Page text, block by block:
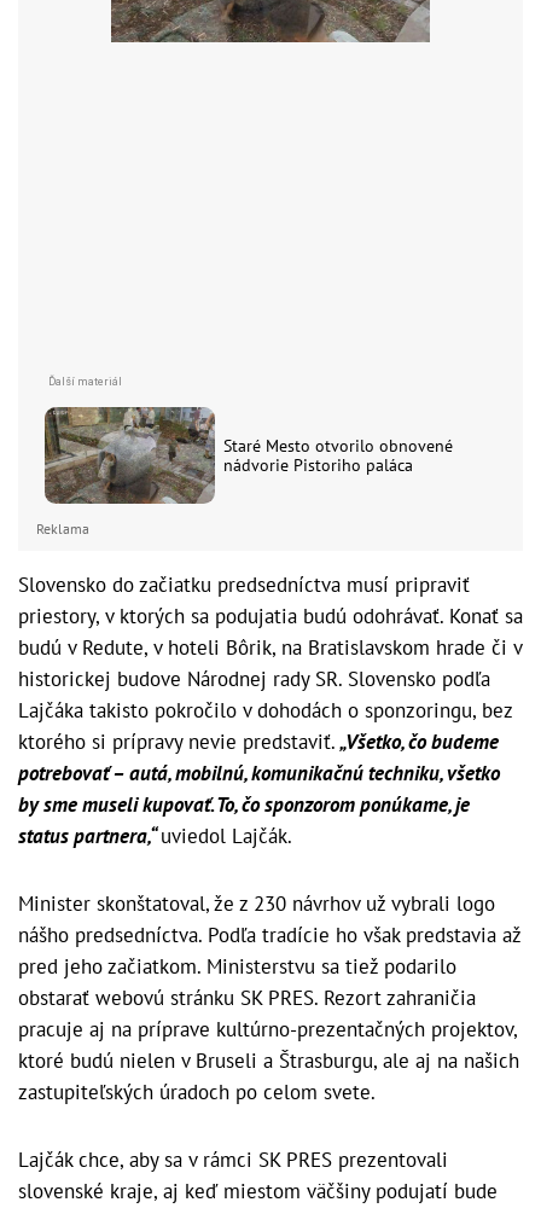
Staré Mesto otvorilo obnovené
nádvorie Pistoriho paláca
Reklama
Slovensko do začiatku predsedníctva musí pripraviť
priestory, v ktorých sa podujatia budú odohrávať. Konať sa
budú v Redute, v hoteli Bôrik, na Bratislavskom hrade či v
historickej budove Národnej rady SR. Slovensko podľa
Lajčáka takisto pokročilo v dohodách o sponzoringu, bez
ktorého si prípravy nevie predstaviť.„Všetko, čo budeme
potrebovať – autá, mobilnú, komunikačnú techniku, všetko
by sme museli kupovať. To, čo sponzorom ponúkame, je
status partnera,“uviedol Lajčák.
Minister skonštatoval, že z 230 návrhov už vybrali logo
nášho predsedníctva. Podľa tradície ho však predstavia až
pred jeho začiatkom. Ministerstvu sa tiež podarilo
obstarať webovú stránku SK PRES. Rezort zahraničia
pracuje aj na príprave kultúrno-prezentačných projektov,
ktoré budú nielen v Bruseli a Štrasburgu, ale aj na našich
zastupiteľských úradoch po celom svete.
Lajčák chce, aby sa v rámci SK PRES prezentovali
slovenské kraje, aj keď miestom väčšiny podujatí bude